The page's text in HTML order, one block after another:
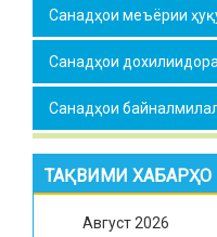
Санадҳои меъёрии
Санадҳои
Санадҳои
ТАҚВИМИ ХАБАРҲО
Август2026